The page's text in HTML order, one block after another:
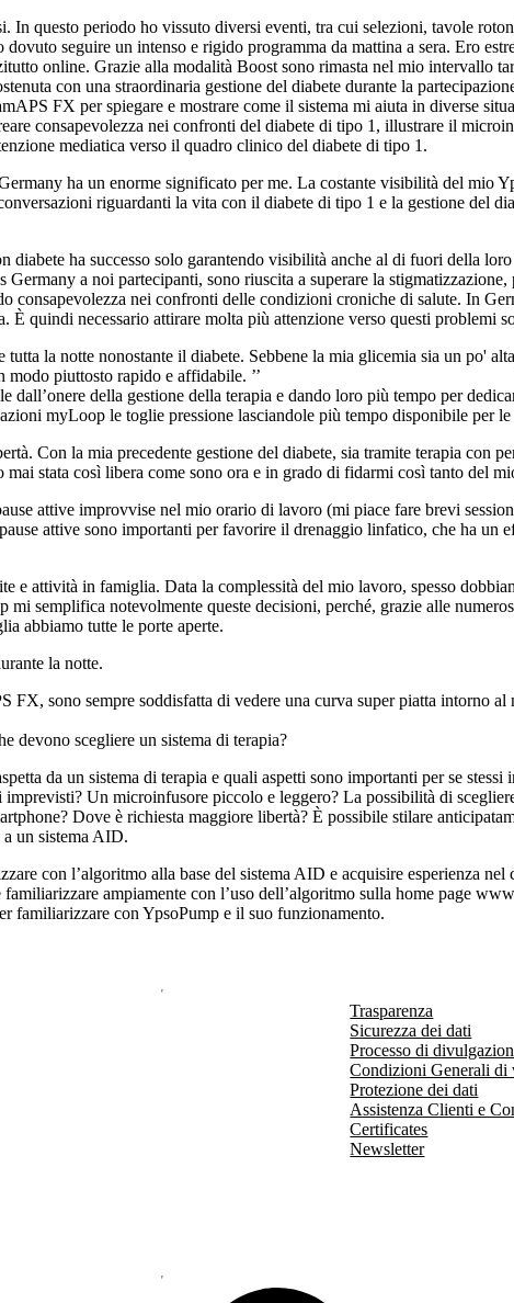
In questo periodo ho vissuto diversi eventi, tra cui selezioni, tavole
seguire un intenso e rigido programma da mattina a sera. Ero
online. Grazie alla modalità Boost sono rimasta nel mio intervallo
con una straordinaria gestione del diabete durante la
FX per spiegare e mostrare come il sistema mi aiuta in diverse
consapevolezza nei confronti del diabete di tipo 1, illustrare il
mediatica verso il quadro clinico del diabete di tipo 1.
ha un enorme significato per me. La costante visibilità del mio
riguardanti la vita con il diabete di tipo 1 e la gestione del
diabete ha successo solo garantendo visibilità anche al di fuori della
a noi partecipanti, sono riuscita a superare la stigmatizzazione,
consapevolezza nei confronti delle condizioni croniche di salute. In
È quindi necessario attirare molta più attenzione verso questi problemi
la notte nonostante il diabete. Sebbene la mia glicemia sia un po'
piuttosto rapido e affidabile. ’’
dall’onere della gestione della terapia e dando loro più tempo per
myLoop le toglie pressione lasciandole più tempo disponibile per le
Con la mia precedente gestione del diabete, sia tramite terapia con
stata così libera come sono ora e in grado di fidarmi così tanto del
attive improvvise nel mio orario di lavoro (mi piace fare brevi
attive sono importanti per favorire il drenaggio linfatico, che ha un
e attività in famiglia. Data la complessità del mio lavoro, spesso
semplifica notevolmente queste decisioni, perché, grazie alle
abbiamo tutte le porte aperte.
la notte.
FX, sono sempre soddisfatta di vedere una curva super piatta intorno al
devono scegliere un sistema di terapia?
da un sistema di terapia e quali aspetti sono importanti per se stessi
imprevisti? Un microinfusore piccolo e leggero? La possibilità di
Dove è richiesta maggiore libertà? È possibile stilare
a un sistema AID.
con l’algoritmo alla base del sistema AID e acquisire esperienza nel
ampiamente con l’uso dell’algoritmo sulla home page
familiarizzare con YpsoPump e il suo funzionamento.
Trasparenza
Sicurezza dei dati
Processo di
Condizioni Generali di
Protezione dei dati
Assistenza Clienti e
Certificates
Newsletter